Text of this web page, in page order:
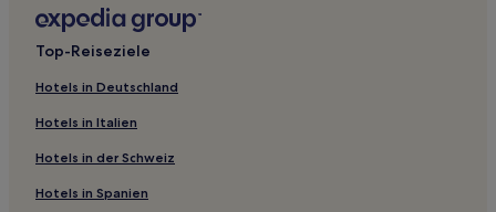
Top-Reiseziele
Hotels in Deutschland
Hotels in Italien
Hotels in der Schweiz
Hotels in Spanien